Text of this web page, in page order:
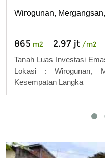
Wirogunan,
865 m2 2.97 jt /m2
Tanah Luas Investasi
Lokasi : Wirogunan,
Kesempatan Langka